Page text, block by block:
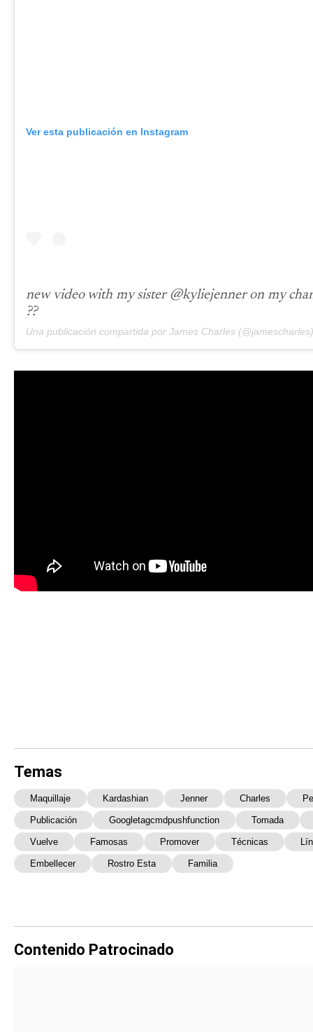
Ver esta publicación en Instagram
new video with my sister @kyliejenner on my
??
Una publicación compartida por James Charles
Temas
Maquillaje Kardashian Jenner Charles
Publicación Googletagcmdpushfunction Tomada
Vuelve Famosas Promover Técnicas
Embellecer Rostro Esta Familia
Contenido Patrocinado